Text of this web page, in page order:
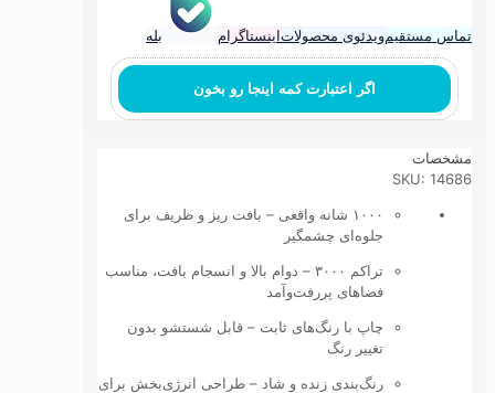
تماس مستقیمویدئوی محصولاتاینستاگرام بله
اگر اعتبارت کمه اینجا رو بخون
مشخصات
SKU: 14686
۱۰۰۰ شانه واقعی – بافت ریز و ظریف برای
جلوه‌ای چشمگیر
تراکم ۳۰۰۰ – دوام بالا و انسجام بافت، مناسب
فضاهای پررفت‌وآمد
چاپ با رنگ‌های ثابت – قابل شستشو بدون
تغییر رنگ
رنگ‌بندی زنده و شاد – طراحی انرژی‌بخش برای